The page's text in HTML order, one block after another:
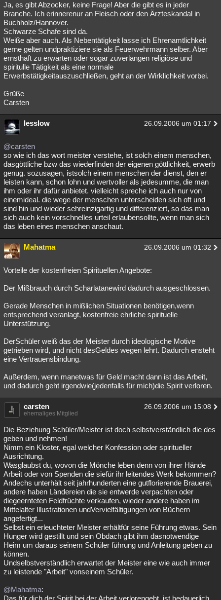
Ja, es gibt Abzocker, keine Frage! Aber die gibt es in jeder
Branche. Ich erinnerenur an Fleisch oder den Ärzteskandal in
Buchholz/Hannover.
Schwarze Schafe sind da.
Weiße aber auch. Als Nebentätigkeit lasse ich Ehrenamtlichkeit
gerne gelten undpraktiziere sie als Feuerwehrmann selber. Aber
ernsthaft zu erwarten oder sogar zuverlangen religiöse und
spiritulle Tätigkeit als eine normale
Erwerbstätigkeitauszuschließen, geht an der Wirklichkeit vorbei.
Grüße
Carsten
lesslow 26.09.2006 um 01:17
@carsten
so wie ich das wort meister verstehe, ist solch einem menschen,
dasgöttliche bzw das wiederfinden der eigenen göttlichkeit, erwerb
genug. sozusagen, istsolch einem menschen der dienst, den er
leisten kann, schon lohn und wertvoller als jedesumme, die man
ihm oder ihr dafür anbietet. vielleicht spreche ich auch nur von
einemideal. die wege der menschen unterscheiden sich oft und
sind hin und wieder sehreinzigartig und differenziert, so das man
sich auch kein vorschnelles urteil erlaubensollte, wenn man sich
das leben eines menschen anschaut.
Mahatma 26.09.2006 um 01:32
Vorteile der kostenfreien Spirituellen Angebote:
Der Mißbrauch durch Scharlatanewird dadurch ausgeschlossen.
Gerade Menschen in mißlichen Situationen benötigen,wenn
entsprechend veranlagt, kostenfreie ehrliche spirituelle
Unterstützung.
DerSchüler weiß das der Meister durch ideologische Motive
getrieben wird, und nicht desGeldes wegen lehrt. Dadurch ensteht
eine Vertrauensbindung.
Außerdem, wenn manetwas für Geld macht dann ist das Arbeit,
und dadurch geht irgendwie(jedenfalls für mich)die Spirit verloren.
carsten 26.09.2006 um 15:08
ehemaliges Mitglied
Die Beziehung Schüler/Meister ist doch selbstverständlich die des
geben und nehmen!
Nimm ein Kloster, egal welcher Konfession oder spiritueller
Ausrichtung.
Wasglaubst du, wovon die Mönche leben denn von ihrer Hände
Arbeit oder von Spenden die siefür ihr leitendes Werk bekommen?
Andechs unterhält seit jahrhunderten eine gutflorierende Brauerei,
andere haben Ländereien die sie entwerde verpachten oder
diegeernteten Feldfrüchte verkaufen, wieder andere haben im
Mittelalter Illustrationen undVervielfältigungen von Büchern
angefertigt...
Selbst ein erleuchteter Meister erhältfür seine Führung etwas. Sein
Hunger wird gestillt und sein Obdach gibt ihm dasnotwendige
Heim um daraus seinem Schüler führung und Anleitung geben zu
können.
Undselbstverständlich erwartet der Meister eine wie auch immer
zu leistende "Arbeit" vonseinem Schüler.
@Mahatma:
Das für dich der Spirit bei der Arbeit verlorengeht, ist bedauerlich.